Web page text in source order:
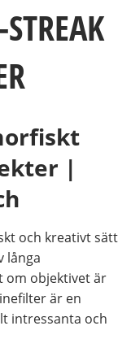
|
och kreativt sätt
långa
om objektivet är
är en
intressanta och